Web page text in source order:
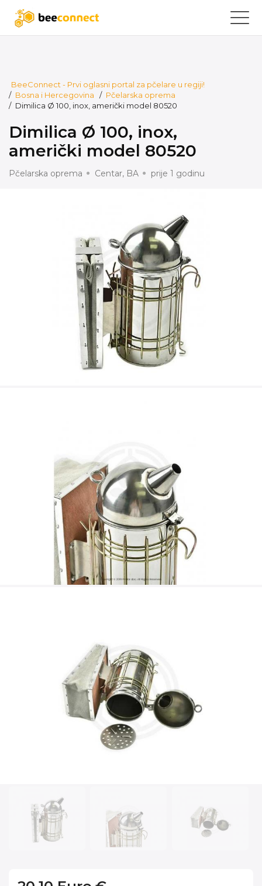
BeeConnect - Prvi oglasni portal za pčelare u regiji!
/ Bosna i Hercegovina / Pčelarska oprema
/ Dimilica Ø 100, inox, američki model 80520
Dimilica Ø 100, inox,
američki model 80520
Pčelarska oprema Centar, BA prije 1 godinu